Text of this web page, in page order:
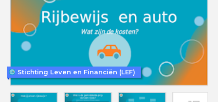
Stichting Leven en Financiën (LEF)